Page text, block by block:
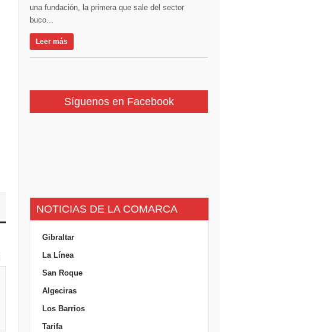
una fundación, la primera que sale del sector
buco...
Leer más
Síguenos en Facebook
NOTICIAS DE LA COMARCA
Gibraltar
La Línea
San Roque
Algeciras
Los Barrios
Tarifa